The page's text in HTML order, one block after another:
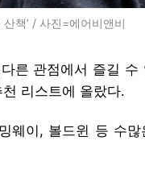
책’ / 사진=에어비앤비
른 관점에서 즐길 수
천 리스트에 올랐다.
웨이, 볼드윈 등 수